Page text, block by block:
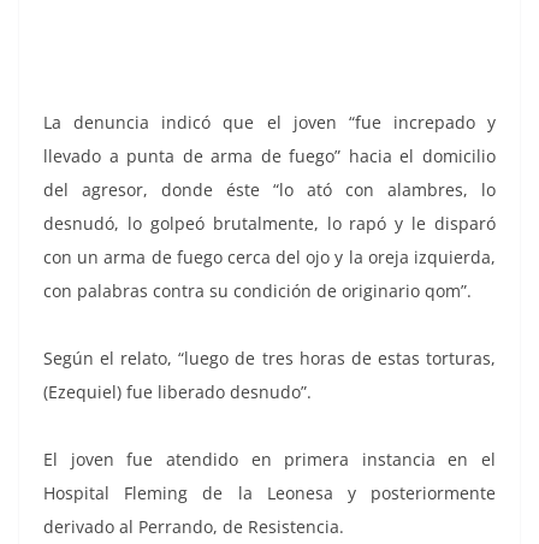
La denuncia indicó que el joven “fue increpado y
llevado a punta de arma de fuego” hacia el domicilio
del agresor, donde éste “lo ató con alambres, lo
desnudó, lo golpeó brutalmente, lo rapó y le disparó
con un arma de fuego cerca del ojo y la oreja izquierda,
con palabras contra su condición de originario qom”.
Según el relato, “luego de tres horas de estas torturas,
(Ezequiel) fue liberado desnudo”.
El joven fue atendido en primera instancia en el
Hospital Fleming de la Leonesa y posteriormente
derivado al Perrando, de Resistencia.